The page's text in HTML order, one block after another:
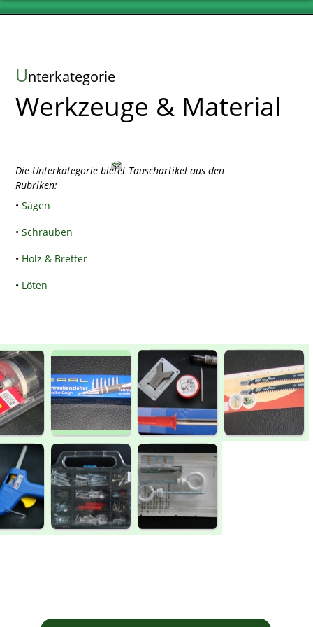
Unterkategorie
Werkzeuge & Material
Die Unterkategorie bietet Tauschartikel aus den
Rubriken:
•Sägen
•Schrauben
• Holz & Bretter
• Löten